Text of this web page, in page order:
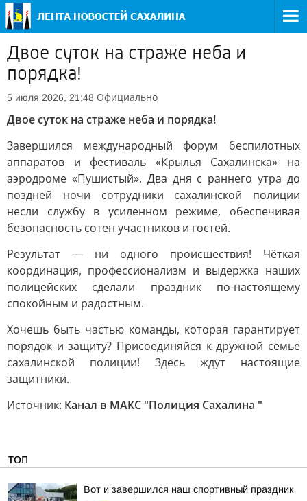
Двое суток на страже неба и
порядка!
5 июля 2026, 21:48 Официально
Двое суток на страже неба и порядка!
Завершился международный форум беспилотных
аппаратов и фестиваль «Крылья Сахалинска» на
аэродроме «Пушистый». Два дня с раннего утра до
поздней ночи сотрудники сахалинской полиции
несли службу в усиленном режиме, обеспечивая
безопасность сотен участников и гостей.
Результат — ни одного происшествия! Чёткая
координация, профессионализм и выдержка наших
полицейских сделали праздник по-настоящему
спокойным и радостным.
Хочешь быть частью команды, которая гарантирует
порядок и защиту? Присоединяйся к дружной семье
сахалинской полиции! Здесь ждут настоящие
защитники.
Источник: Канал в МАКС "Полиция Сахалина "
ТОП
Вот и завершился наш спортивный праздник